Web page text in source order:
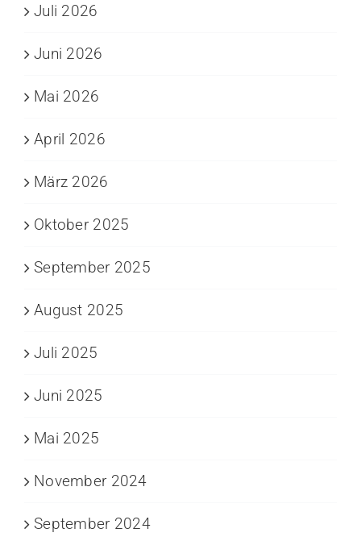
Juli 2026
Juni 2026
Mai 2026
April 2026
März 2026
Oktober 2025
September 2025
August 2025
Juli 2025
Juni 2025
Mai 2025
November 2024
September 2024